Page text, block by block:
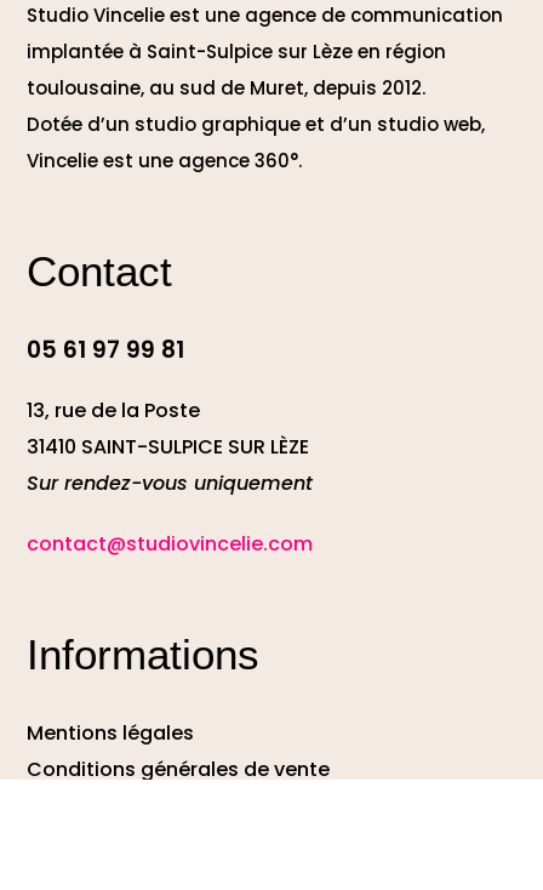
Studio Vincelie est une agence de communication
implantée à Saint-Sulpice sur Lèze en région
toulousaine, au sud de Muret, depuis 2012.
Dotée d’un studio graphique et d’un studio web,
Vincelie est une agence 360°.
Contact
05 61 97 99 81
13, rue de la Poste
31410 SAINT-SULPICE SUR LÈZE
Sur rendez-vous uniquement
contact@studiovincelie.com
Informations
Mentions légales
Conditions générales de vente